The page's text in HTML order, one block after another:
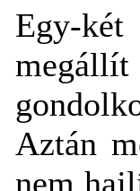
Egy-
Aztán
nem